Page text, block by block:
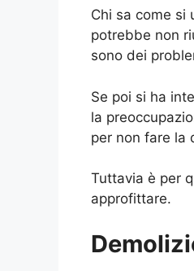
Chi sa come si
potrebbe non
sono dei
Se poi si ha
la
per non fare la
Tuttavia è per
approfittare.